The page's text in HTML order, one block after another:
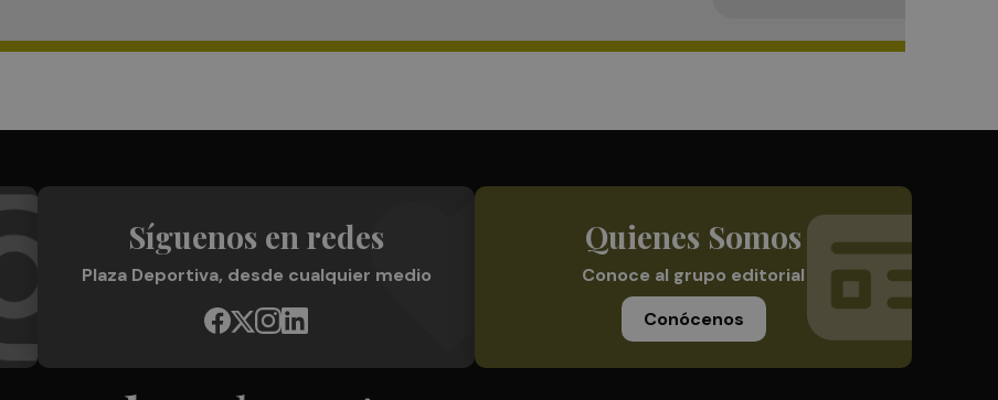
Síguenos en redes
Plaza Deportiva, desde cualquier medio
Quienes Somos
Conoce al grupo editorial
Conócenos